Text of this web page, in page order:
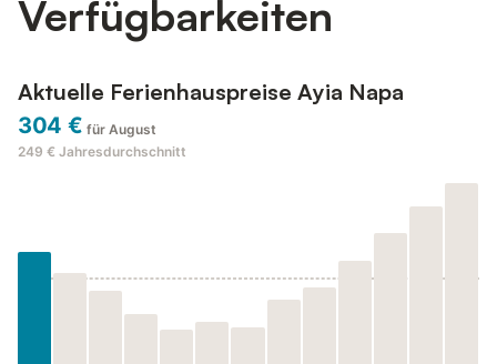
Verfügbarkeiten
Aktuelle Ferienhauspreise Ayia Napa
304 € für August
249 € Jahresdurchschnitt